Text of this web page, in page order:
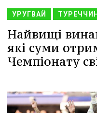
УРУГВАЙ
Найвищі
які суми
Чемпіонату